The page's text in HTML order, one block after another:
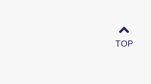
TOP